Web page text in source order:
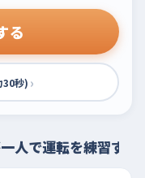
る
30秒) ›
人で運転を練習する